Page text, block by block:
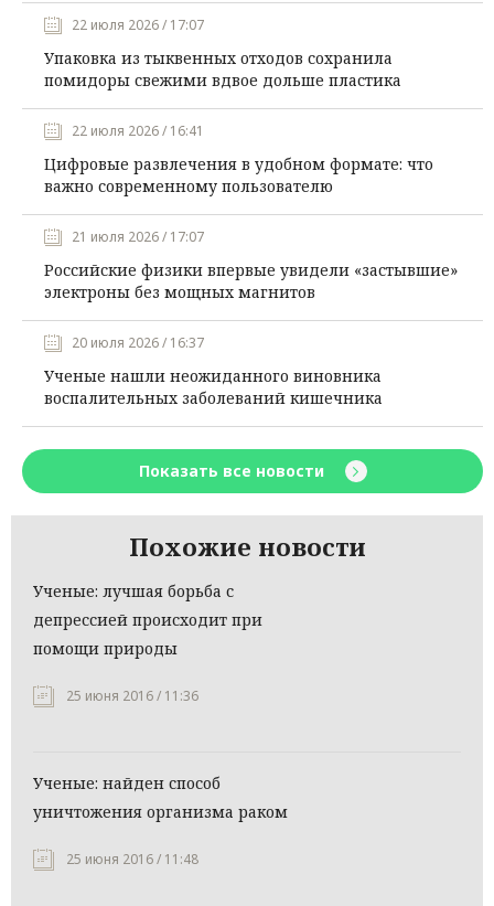
22 июля 2026 / 17:07
Упаковка из тыквенных отходов сохранила
помидоры свежими вдвое дольше пластика
22 июля 2026 / 16:41
Цифровые развлечения в удобном формате: что
важно современному пользователю
21 июля 2026 / 17:07
Российские физики впервые увидели «застывшие»
электроны без мощных магнитов
20 июля 2026 / 16:37
Ученые нашли неожиданного виновника
воспалительных заболеваний кишечника
Показать все новости
Похожие новости
Ученые: лучшая борьба с
депрессией происходит при
помощи природы
25 июня 2016 / 11:36
Ученые: найден способ
уничтожения организма раком
25 июня 2016 / 11:48